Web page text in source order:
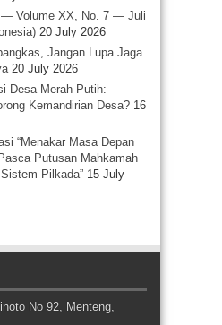
— Volume XX, No. 7 — Juli
20 July 2026
Jangan Lupa Jaga
20 July 2026
Desa Merah Putih:
Kemandirian Desa? 16
“Menakar Masa Depan
Putusan Mahkamah
Pilkada” 15 July
No 92, Menteng,